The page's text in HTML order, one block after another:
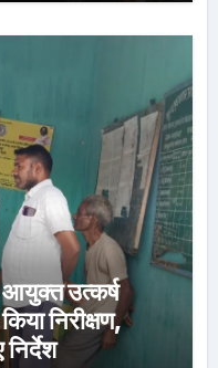
उत्कर्ष
निरीक्षण,